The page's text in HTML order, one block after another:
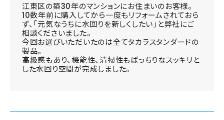
江東区の築30年のマンションにお住まいのお客様。
10数年前に購入してから一度もリフォームされておら
ず、「元気なうちに水回りを新しくしたい」と弊社にご
相談くださいました。
今回お選びいただいたのは全てタカラスタンダードの
製品。
高級感もあり、機能性、清掃性もばっちりなスッキリと
した水回り空間が完成しました。